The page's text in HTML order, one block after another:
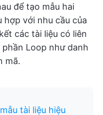
để tạo mẫu hai
với nhu cầu của
các tài liệu có liên
Loop như danh
mã.
tài liệu hiệu